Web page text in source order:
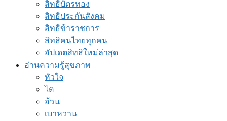
สิทธิบัตรทอง
สิทธิประกันสังคม
สิทธิข้าราชการ
สิทธิคนไทยทุกคน
อัปเดตสิทธิใหม่ล่าสุด
อ่านความรู้สุขภาพ
หัวใจ
ไต
อ้วน
เบาหวาน